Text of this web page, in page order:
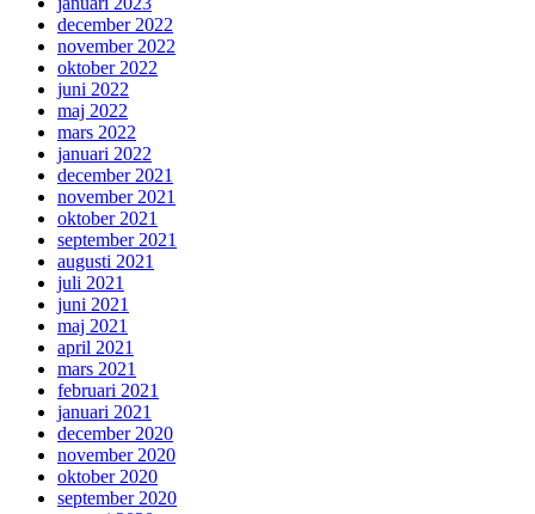
december 2022
november 2022
oktober 2022
juni 2022
maj 2022
mars 2022
januari 2022
december 2021
november 2021
oktober 2021
september 2021
augusti 2021
juli 2021
juni 2021
maj 2021
april 2021
mars 2021
februari 2021
januari 2021
december 2020
november 2020
oktober 2020
september 2020